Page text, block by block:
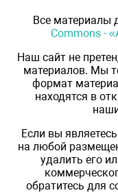
Все материалы
Commons -
Наш сайт не
материалов. Мы
формат
находятся в
Если вы
на любой
удалить его
обратитесь для